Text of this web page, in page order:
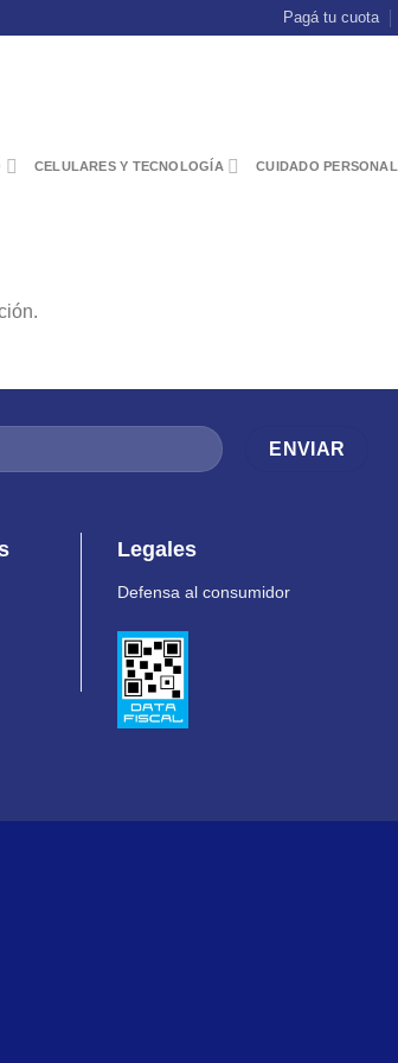
Pagá tu cuota
CELULARES Y TECNOLOGÍA CUIDADO PERSONAL
Legales
Defensa al consumidor